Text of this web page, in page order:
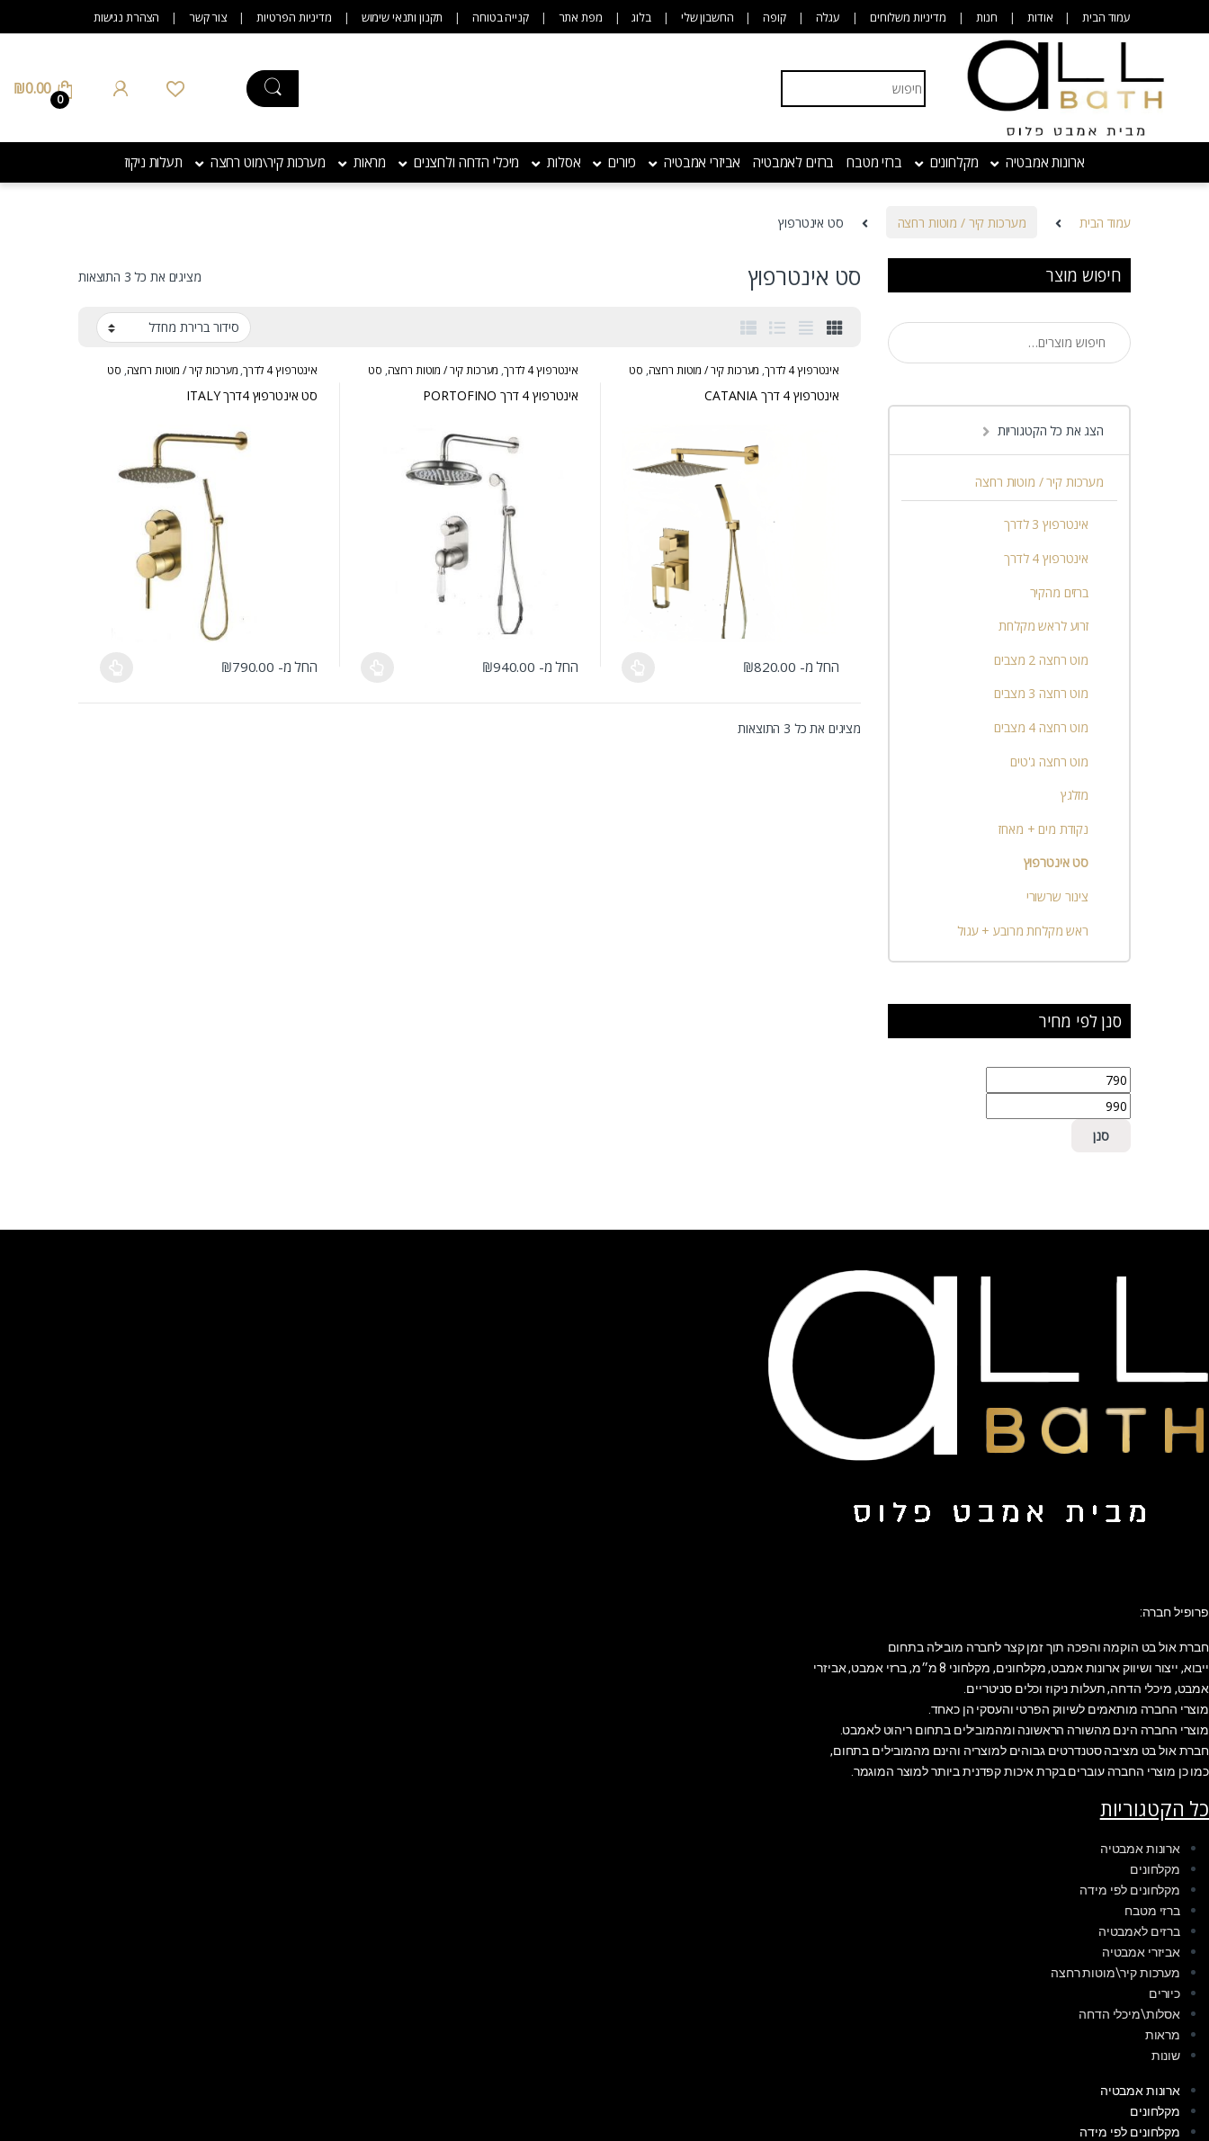
עמוד הבית אודות חנות מדיניות משלוחים עגלה קופה החשבון שלי בלוג מפת אתר קנייה בטוחה תקנון ותנאי שימוש מדיניות הפרטיות צור קשר הצהרת נגישות
Search for:
0
₪0.00
ארונות אמבטיה מקלחונים ברזי מטבח ברזים לאמבטיה אביזרי אמבטיה כיורים אסלות מיכלי הדחה ולחצנים מראות מערכות קיר\מוט רחצה תעלות ניקוז
עמוד הבית מערכות קיר / מוטות רחצה סט אינטרפוץ
סט אינטרפוץ מציגים את כל ⁦3⁩ התוצאות
אינטרפוץ 4 לדרך , מערכות קיר / מוטות רחצה, סט
אינטרפוץ
אינטרפוץ 4 דרך CATANIA
החל מ- ₪820.00
למוצר זה יש מספר סוגים. ניתן לבחור את האפשרויות בעמוד המוצר
אינטרפוץ 4 לדרך , מערכות קיר / מוטות רחצה, סט
אינטרפוץ
אינטרפוץ 4 דרך PORTOFINO
החל מ- ₪940.00
למוצר זה יש מספר סוגים. ניתן לבחור את האפשרויות בעמוד המוצר
אינטרפוץ 4 לדרך , מערכות קיר / מוטות רחצה, סט
אינטרפוץ
סט אינטרפוץ 4דרך ITALY
החל מ- ₪790.00
למוצר זה יש מספר סוגים. ניתן לבחור את האפשרויות בעמוד המוצר
מציגים את כל ⁦3⁩ התוצאות
חיפוש מוצר
חיפוש עבור:
הצג את כל הקטגוריות
מערכות קיר / מוטות רחצה
אינטרפוץ 3 לדרך
אינטרפוץ 4 לדרך
ברזים מהקיר
זרוע לראש מקלחת
מוט רחצה 2 מצבים
מוט רחצה 3 מצבים
מוט רחצה 4 מצבים
מוט רחצה ג'טים
מזלגץ
נקודת מים + מאחז
סט אינטרפוץ
צינור שרשורי
ראש מקלחת מרובע + עגול
סנן לפי מחיר
מחיר מינימלי
מחיר מקסימלי
סנן
פרופיל חברה:
חברת אול בט הוקמה והפכה תוך זמן קצר לחברה מובילה בתחום
ייבוא, ייצור ושיווק ארונות אמבט, מקלחונים, מקלחוני 8 מ״מ, ברזי אמבט, אביזרי
אמבט, מיכלי הדחה, תעלות ניקוז וכלים סניטריים.
מוצרי החברה מותאמים לשיווק הפרטי והעסקי הן כאחד.
מוצרי החברה הינם מהשורה הראשונה ומהמובילים בתחום ריהוט לאמבט.
חברת אול בט מציבה סטנדרטים גבוהים למוצריה והינם מהמובילים בתחום,
כמו כן מוצרי החברה עוברים בקרת איכות קפדנית ביותר למוצר המוגמר.
כל הקטגוריות
ארונות אמבטיה
מקלחונים
מקלחונים לפי מידה
ברזי מטבח
ברזים לאמבטיה
אביזרי אמבטיה
מערכות קיר\מוטות רחצה
כיורים
אסלות\מיכלי הדחה
מראות
שונות
ארונות אמבטיה
מקלחונים
מקלחונים לפי מידה